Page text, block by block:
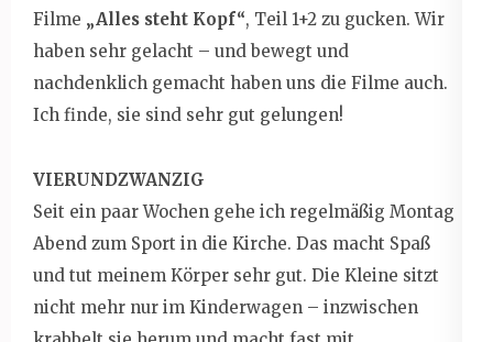
Filme „Alles steht Kopf“, Teil 1+2 zu gucken. Wir
haben sehr gelacht – und bewegt und
nachdenklich gemacht haben uns die Filme auch.
Ich finde, sie sind sehr gut gelungen!
VIERUNDZWANZIG
Seit ein paar Wochen gehe ich regelmäßig Montag
Abend zum Sport in die Kirche. Das macht Spaß
und tut meinem Körper sehr gut. Die Kleine sitzt
nicht mehr nur im Kinderwagen – inzwischen